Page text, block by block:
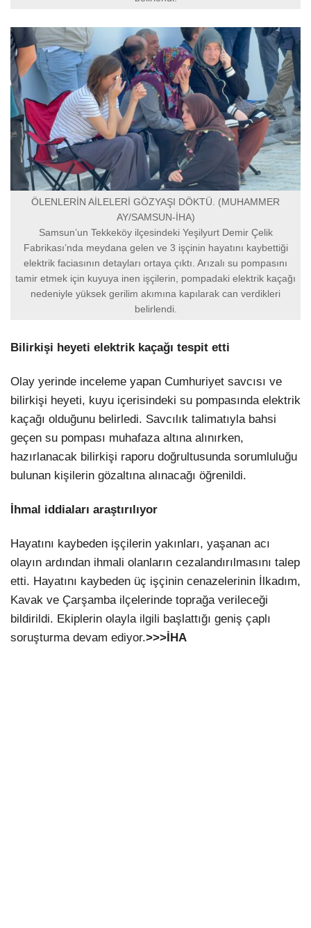
ÖLENLERİN AİLELERİ GÖZYAŞI DÖKTÜ. (MUHAMMER
AY/SAMSUN-İHA)
Samsun’un Tekkeköy ilçesindeki Yeşilyurt Demir Çelik
Fabrikası’nda meydana gelen ve 3 işçinin hayatını kaybettiği
elektrik faciasının detayları ortaya çıktı. Arızalı su pompasını
tamir etmek için kuyuya inen işçilerin, pompadaki elektrik kaçağı
nedeniyle yüksek gerilim akımına kapılarak can verdikleri
belirlendi.
Bilirkişi heyeti elektrik kaçağı tespit etti
Olay yerinde inceleme yapan Cumhuriyet savcısı ve
bilirkişi heyeti, kuyu içerisindeki su pompasında elektrik
kaçağı olduğunu belirledi. Savcılık talimatıyla bahsi
geçen su pompası muhafaza altına alınırken,
hazırlanacak bilirkişi raporu doğrultusunda sorumluluğu
bulunan kişilerin gözaltına alınacağı öğrenildi.
İhmal iddiaları araştırılıyor
Hayatını kaybeden işçilerin yakınları, yaşanan acı
olayın ardından ihmali olanların cezalandırılmasını talep
etti. Hayatını kaybeden üç işçinin cenazelerinin İlkadım,
Kavak ve Çarşamba ilçelerinde toprağa verileceği
bildirildi. Ekiplerin olayla ilgili başlattığı geniş çaplı
soruşturma devam ediyor.>>>İHA